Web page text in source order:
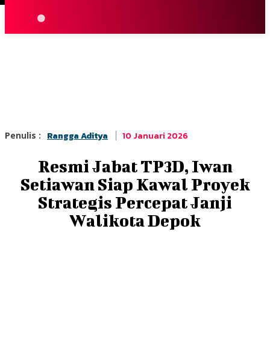
Penulis : Rangga Aditya 10 Januari 2026
Resmi Jabat TP3D, Iwan
Setiawan Siap Kawal Proyek
Strategis Percepat Janji
Walikota Depok